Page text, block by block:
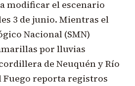
modificar el escenario
3 de junio. Mientras el
Nacional (SMN)
por lluvias
de Neuquén y Río
Fuego reporta registros